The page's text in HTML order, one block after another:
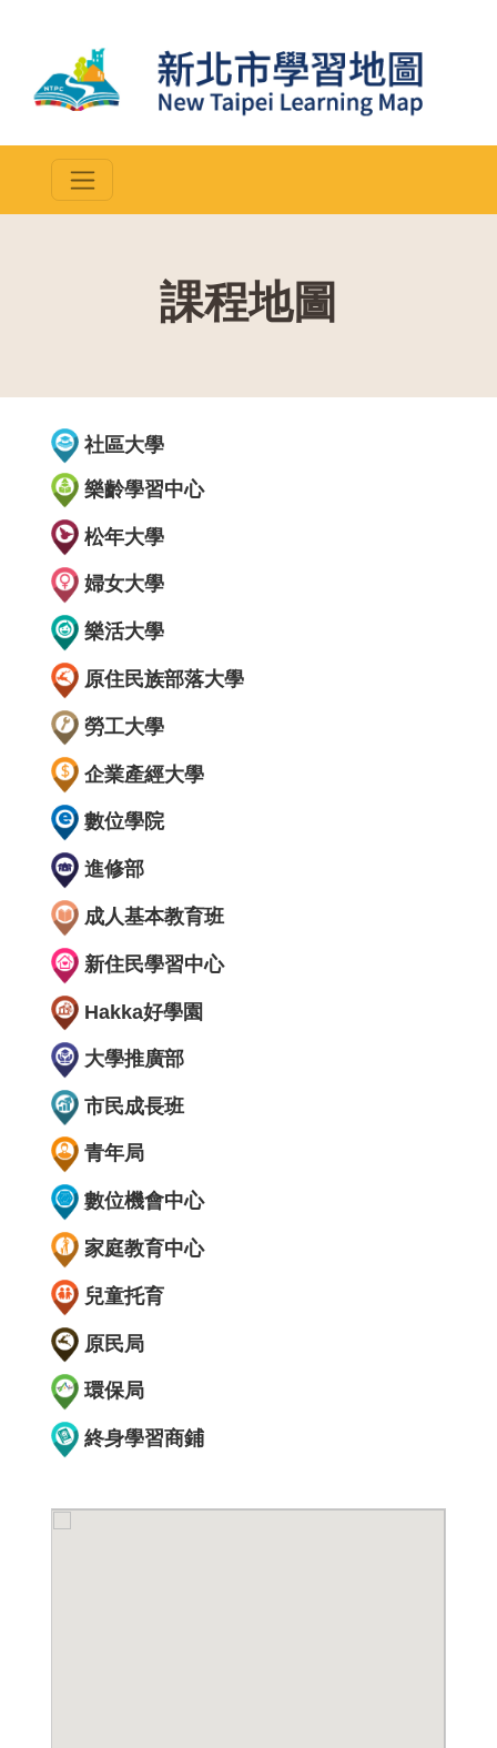
課程地圖
社區大學
樂齡學習中心
松年大學
婦女大學
樂活大學
原住民族部落大學
勞工大學
企業產經大學
數位學院
進修部
成人基本教育班
新住民學習中心
Hakka好學園
大學推廣部
市民成長班
青年局
數位機會中心
家庭教育中心
兒童托育
原民局
環保局
終身學習商鋪